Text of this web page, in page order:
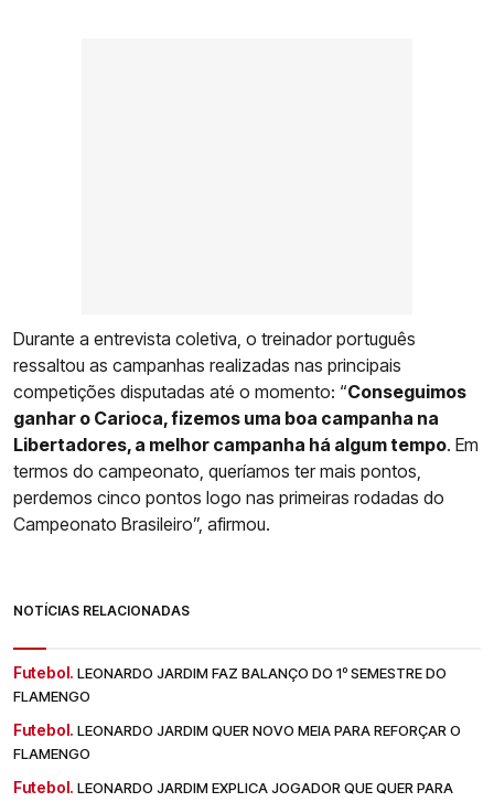
Durante a entrevista coletiva, o treinador português
ressaltou as campanhas realizadas nas principais
competições disputadas até o momento: “Conseguimos
ganhar o Carioca, fizemos uma boa campanha na
Libertadores, a melhor campanha há algum tempo. Em
termos do campeonato, queríamos ter mais pontos,
perdemos cinco pontos logo nas primeiras rodadas do
Campeonato Brasileiro”, afirmou.
NOTÍCIAS RELACIONADAS
Futebol. LEONARDO JARDIM FAZ BALANÇO DO 1º SEMESTRE DO
FLAMENGO
Futebol. LEONARDO JARDIM QUER NOVO MEIA PARA REFORÇAR O
FLAMENGO
Futebol. LEONARDO JARDIM EXPLICA JOGADOR QUE QUER PARA